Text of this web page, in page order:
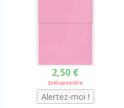
2,50 €
Indisponible